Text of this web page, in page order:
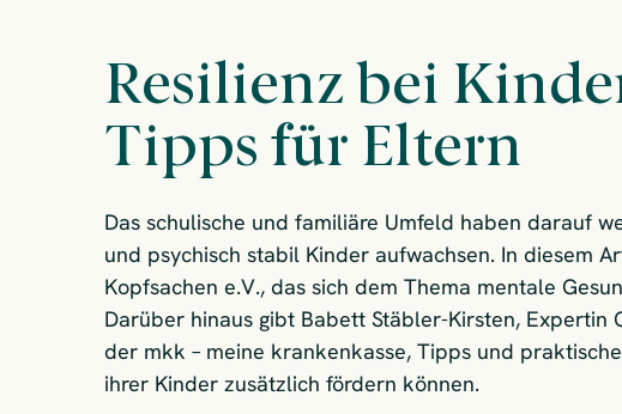
Resilienz bei
Tipps für Eltern
Das schulische und familiäre Umfeld haben darauf
und psychisch stabil Kinder aufwachsen. In diesem
Kopfsachen e.V., das sich dem Thema mentale
Darüber hinaus gibt Babett Stäbler-Kirsten, Expertin
der mkk – meine krankenkasse, Tipps und
ihrer Kinder zusätzlich fördern können.